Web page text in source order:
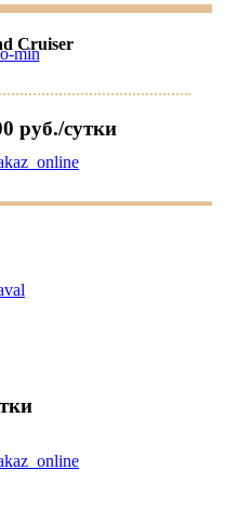
Cruiser
руб./сутки